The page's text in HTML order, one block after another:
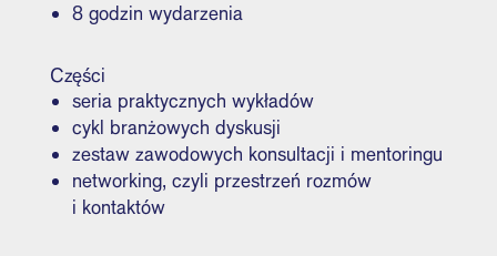
8 godzin wydarzenia
Części
seria praktycznych wykładów
cykl branżowych dyskusji
zestaw zawodowych konsultacji i mentoringu
networking, czyli przestrzeń rozmów
i kontaktów